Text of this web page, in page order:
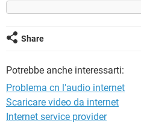
TIKTOK
Share
Potrebbe anche interessarti:
Problema cn l'audio internet
Scaricare video da internet
Internet service provider